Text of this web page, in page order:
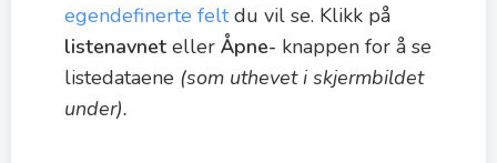
egendefinerte feltdu vil se. Klikk på
listenavnet eller Åpne- knappen for å se
listedataene (som uthevet i skjermbildet
under).